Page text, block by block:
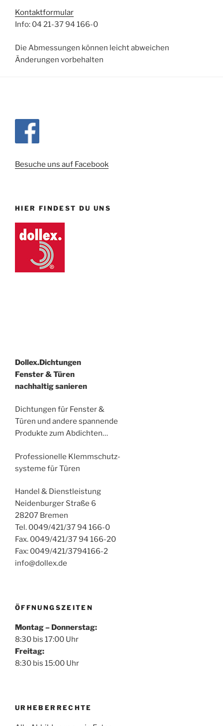
Kontaktformular
Info: 04 21-37 94 166-0
Die Abmessungen können leicht abweichen
Änderungen vorbehalten
Besuche uns auf Facebook
HIER FINDEST DU UNS
Dollex.Dichtungen
Fenster & Türen
nachhaltig sanieren
Dichtungen für Fenster &
Türen und andere spannende
Produkte zum Abdichten…
Professionelle Klemmschutz-
systeme für Türen
Handel & Dienstleistung
Neidenburger Straße 6
28207 Bremen
Tel. 0049/421/37 94 166-0
Fax. 0049/421/37 94 166-20
Fax: 0049/421/3794166-2
info@dollex.de
ÖFFNUNGSZEITEN
Montag – Donnerstag:
8:30 bis 17:00 Uhr
Freitag:
8:30 bis 15:00 Uhr
URHEBERRECHTE